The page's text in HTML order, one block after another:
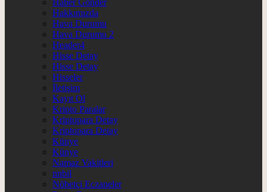
Hakkımızda
Hava Durumu
Hava Durumu 2
Header4
Hisse Detay
Hisse Detay
Hisseler
İletişim
Kayıt Ol
Kripto Paralar
Kriptopara Detay
Kriptopara Detay
Künye
Künye
Namaz Vakitleri
nnbil
Nöbetçi Eczaneler